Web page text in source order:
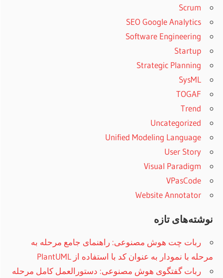
Scrum
SEO Google Analytics
Software Engineering
Startup
Strategic Planning
SysML
TOGAF
Trend
Uncategorized
Unified Modeling Language
User Story
Visual Paradigm
VPasCode
Website Annotator
نوشته‌های تازه
ربات چت هوش مصنوعی: راهنمای جامع مرحله به
مرحله با نمودار به عنوان کد با استفاده از PlantUML
ربات گفتگوی هوش مصنوعی: دستورالعمل کامل مرحله